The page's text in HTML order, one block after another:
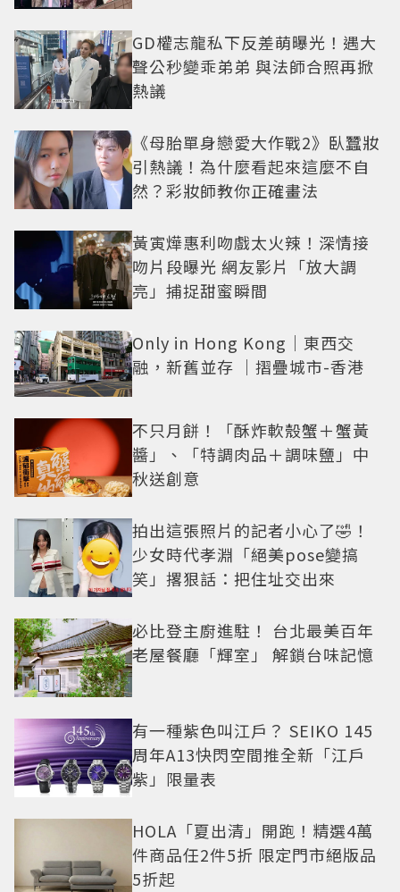
GD權志龍私下反差萌曝光！遇大
聲公秒變乖弟弟 與法師合照再掀
熱議
《母胎單身戀愛大作戰2》臥蠶妝
引熱議！為什麼看起來這麼不自
然？彩妝師教你正確畫法
黃寅燁惠利吻戲太火辣！深情接
吻片段曝光 網友影片「放大調
亮」捕捉甜蜜瞬間
Only in Hong Kong｜東西交
融，新舊並存 ｜摺疊城市-香港
不只月餅！「酥炸軟殼蟹＋蟹黃
醬」、「特調肉品＋調味鹽」中
秋送創意
拍出這張照片的記者小心了🤣！
少女時代孝淵「絕美pose變搞
笑」撂狠話：把住址交出來
必比登主廚進駐！ 台北最美百年
老屋餐廳「輝室」 解鎖台味記憶
有一種紫色叫江戶？ SEIKO 145
周年A13快閃空間推全新「江戶
紫」限量表
HOLA「夏出清」開跑！精選4萬
件商品任2件5折 限定門市絕版品
5折起